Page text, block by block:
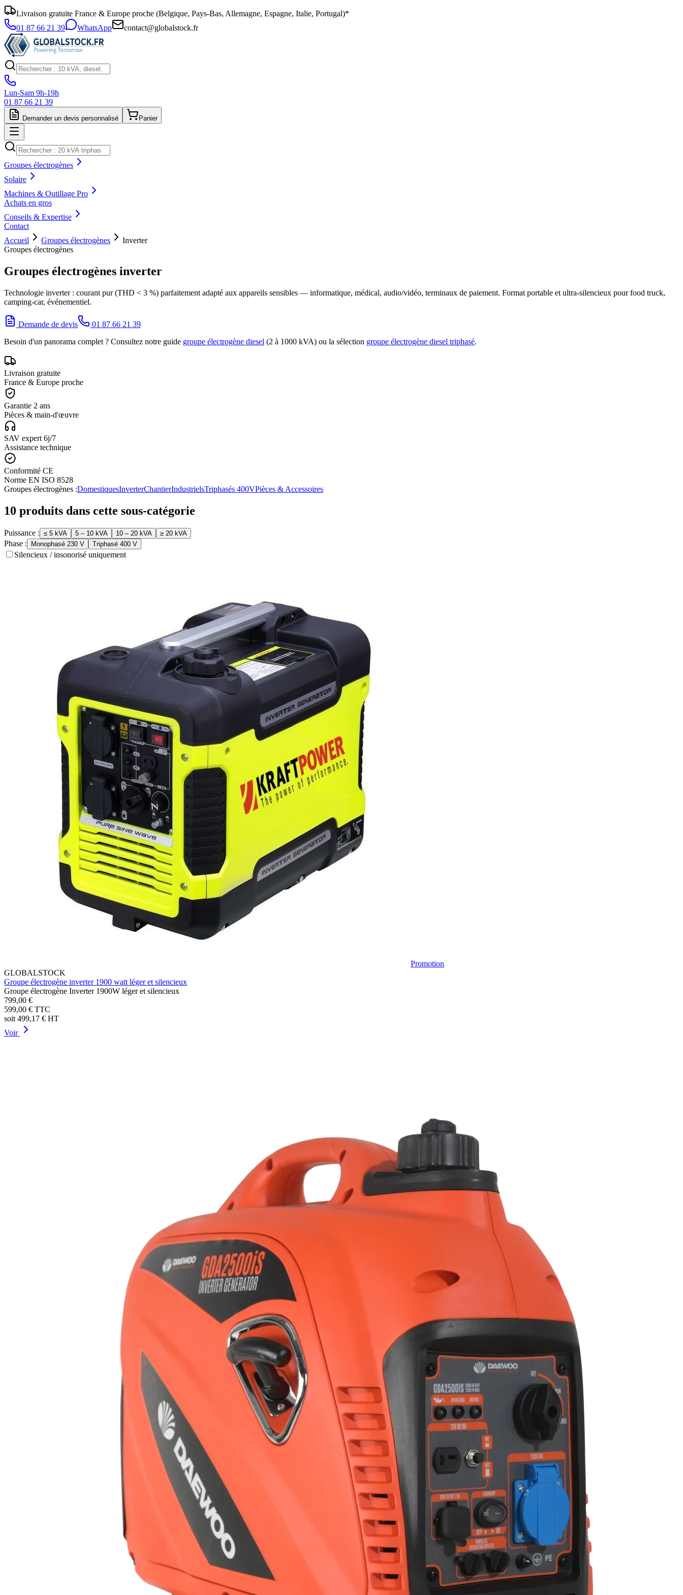
Livraison gratuite France & Europe proche (Belgique, Pays-Bas, Allemagne, Espagne, Italie, Portugal)*
01 87 66 21 39
WhatsApp contact@globalstock.fr
Lun-Sam 9h-19h
01 87 66 21 39
Demander un devis personnalisé Panier
Groupes électrogènes
Solaire
Machines & Outillage Pro
Achats en gros
Conseils & Expertise
Contact
Accueil
Groupes électrogènes
Inverter
Groupes électrogènes
Groupes électrogènes inverter
Technologie inverter : courant pur (THD < 3 %) parfaitement adapté aux appareils sensibles — informatique, médical, audio/vidéo, terminaux de paiement. Format portable et ultra-silencieux pour food truck,
camping-car, événementiel.
Demande de devis
01 87 66 21 39
Besoin d'un panorama complet ? Consultez notre guide groupe électrogène diesel (2 à 1000 kVA) ou la sélection groupe électrogène diesel triphasé.
Livraison gratuite
France & Europe proche
Garantie 2 ans
Pièces & main-d'œuvre
SAV expert 6j/7
Assistance technique
Conformité CE
Norme EN ISO 8528
Groupes électrogènes :DomestiquesInverterChantierIndustrielsTriphasés 400VPièces & Accessoires
10 produits dans cette sous-catégorie
Puissance : ≤ 5 kVA 5 – 10 kVA 10 – 20 kVA ≥ 20 kVA
Phase : Monophasé 230 V Triphasé 400 V
Silencieux / insonorisé uniquement
Promotion
GLOBALSTOCK
Groupe électrogène inverter 1900 watt léger et silencieux
Groupe électrogène Inverter 1900W léger et silencieux
799,00 €
599,00 € TTC
soit 499,17 € HT
Voir